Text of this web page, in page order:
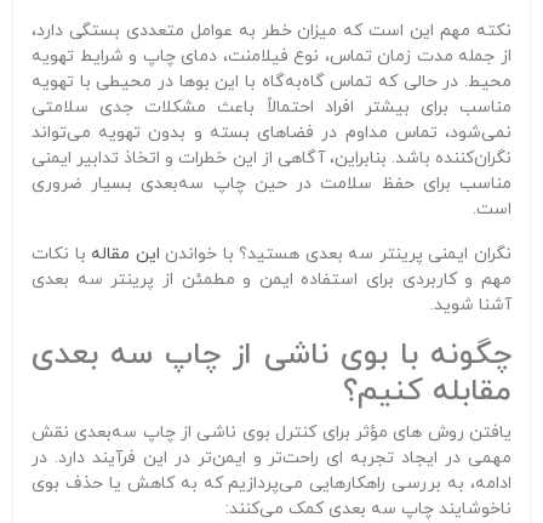
نکته مهم این است که میزان خطر به عوامل متعددی بستگی دارد،
از جمله مدت زمان تماس، نوع فیلامنت، دمای چاپ و شرایط تهویه
محیط. در حالی که تماس گاه‌به‌گاه با این بوها در محیطی با تهویه
مناسب برای بیشتر افراد احتمالاً باعث مشکلات جدی سلامتی
نمی‌شود، تماس مداوم در فضاهای بسته و بدون تهویه می‌تواند
نگران‌کننده باشد. بنابراین، آگاهی از این خطرات و اتخاذ تدابیر ایمنی
مناسب برای حفظ سلامت در حین چاپ سه‌بعدی بسیار ضروری
است.
نگران ایمنی پرینتر سه‌ بعدی هستید؟ با خواندن این مقاله با نکات
مهم و کاربردی برای استفاده ایمن و مطمئن از پرینتر سه‌ بعدی
آشنا شوید.
چگونه با بوی ناشی از چاپ سه‌ بعدی
مقابله کنیم؟
یافتن روش‌ های مؤثر برای کنترل بوی ناشی از چاپ سه‌بعدی نقش
مهمی در ایجاد تجربه‌ ای راحت‌تر و ایمن‌تر در این فرآیند دارد. در
ادامه، به بررسی راهکارهایی می‌پردازیم که به کاهش یا حذف بوی
ناخوشایند چاپ سه‌ بعدی کمک می‌کنند: